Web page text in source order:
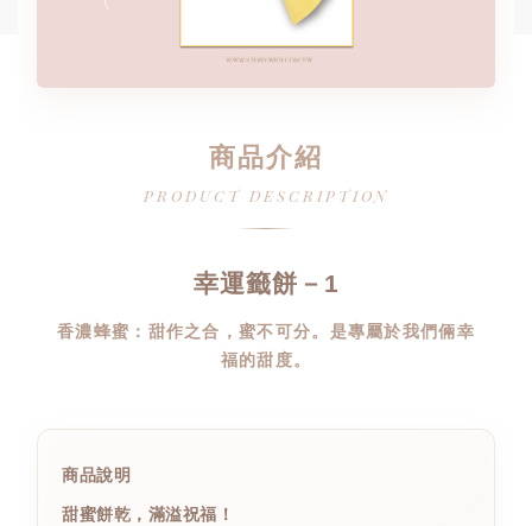
商品介紹
PRODUCT DESCRIPTION
幸運籤餅－1
香濃蜂蜜：甜作之合，蜜不可分。是專屬於我們倆幸
福的甜度。
商品說明
甜蜜餅乾，滿溢祝福！